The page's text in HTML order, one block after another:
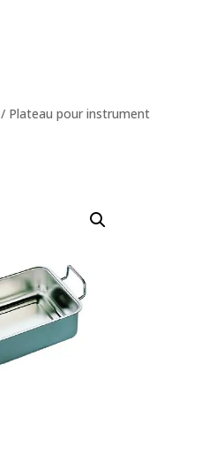
/ Plateau pour instrument